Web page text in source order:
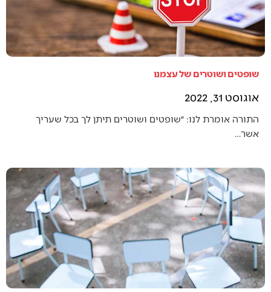
שופטים ושוטרים של עצמנו
אוגוסט 31, 2022
התורה אומרת לנו: ״שופטים ושוטרים תיתן לך בכל שעריך
אשר…